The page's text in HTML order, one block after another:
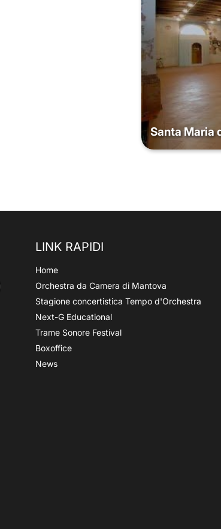
Santa Maria
LINK RAPIDI
Home
Orchestra da Camera di Mantova
Stagione concertistica Tempo d'Orchestra
Next-G Educational
Trame Sonore Festival
Boxoffice
News